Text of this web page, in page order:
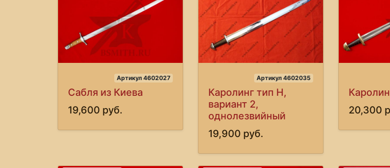
Артикул 4602027
Сабля из Киева
19,600 руб.
Артикул 4602035
Каролинг тип H,
вариант 2,
однолезвийный
19,900 руб.
20,300